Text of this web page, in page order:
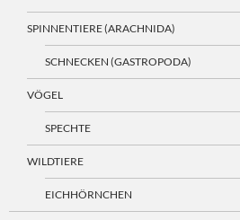
SPINNENTIERE (ARACHNIDA)
SCHNECKEN (GASTROPODA)
VÖGEL
SPECHTE
WILDTIERE
EICHHÖRNCHEN